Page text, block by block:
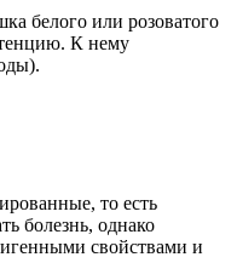
белого или розоватого
К нему
то есть
болезнь, однако
свойствами и